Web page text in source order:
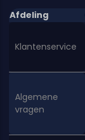
Afdeling
Klantenservice
Algemene
vragen